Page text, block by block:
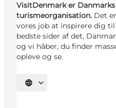
VisitDenmark er
turismeorganisation. Det
vores job at inspirere dig
bedste sider af det,
og vi håber, du finder
opleve og se.
Vælg sprog